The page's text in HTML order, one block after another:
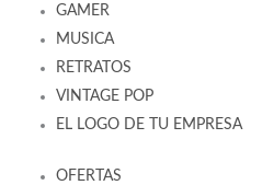
GAMER
MUSICA
RETRATOS
VINTAGE POP
EL LOGO DE TU EMPRESA
OFERTAS